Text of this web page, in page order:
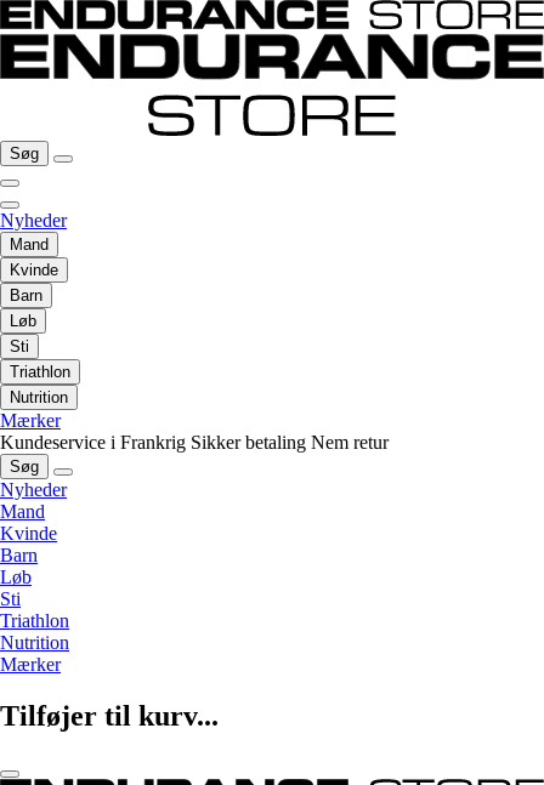
Søg
Nyheder
Mand
Kvinde
Barn
Løb
Sti
Triathlon
Nutrition
Mærker
Kundeservice i Frankrig Sikker betaling Nem retur
Søg
Nyheder
Mand
Kvinde
Barn
Løb
Sti
Triathlon
Nutrition
Mærker
Tilføjer til kurv...